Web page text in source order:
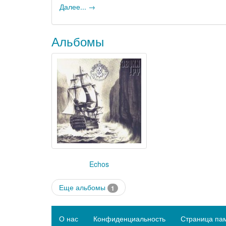
Далее... →
Альбомы
Echos
Еще альбомы 1
О нас Конфиденциальность Страница